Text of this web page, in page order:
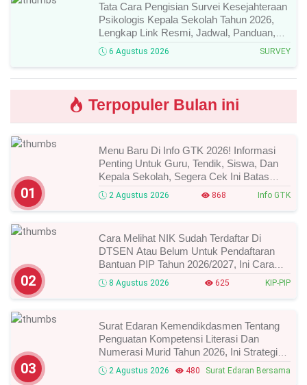
Tata Cara Pengisian Survei Kesejahteraan
Psikologis Kepala Sekolah Tahun 2026,
Lengkap Link Resmi, Jadwal, Panduan,
Dan Hal Yang Wajib Diperhatikan!
6 Agustus 2026 SURVEY
Terpopuler Bulan ini
01
Menu Baru Di Info GTK 2026! Informasi
Penting Untuk Guru, Tendik, Siswa, Dan
Kepala Sekolah, Segera Cek Ini Batas
Waktunya!
2 Agustus 2026 868 Info GTK
02
Cara Melihat NIK Sudah Terdaftar Di
DTSEN Atau Belum Untuk Pendaftaran
Bantuan PIP Tahun 2026/2027, Ini Cara
Cek Dan Syarat Perubahan Desil!
8 Agustus 2026 625 KIP-PIP
03
Surat Edaran Kemendikdasmen Tentang
Penguatan Kompetensi Literasi Dan
Numerasi Murid Tahun 2026, Ini Strategi
Dan Alurnya
2 Agustus 2026 480 Surat Edaran Bersama